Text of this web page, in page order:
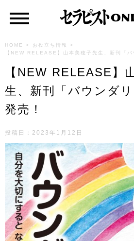
HOME > お役立ち情報
>
【NEW RELEASE】山本美穂子先生、新刊「バ
【NEW RELEASE】
生、新刊「バウンダ
発売！
投稿日：2023年1月12日